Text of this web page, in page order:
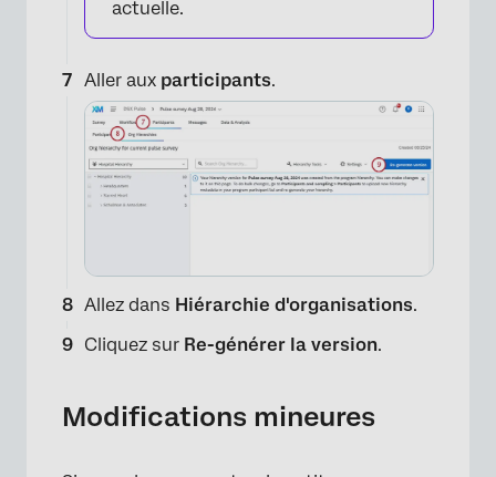
actuelle.
Aller aux participants.
Allez dans Hiérarchie d'organisations.
Cliquez sur Re-générer la version.
Modifications mineures